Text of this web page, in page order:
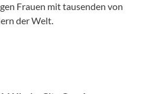
Frauen mit tausenden von
der Welt.